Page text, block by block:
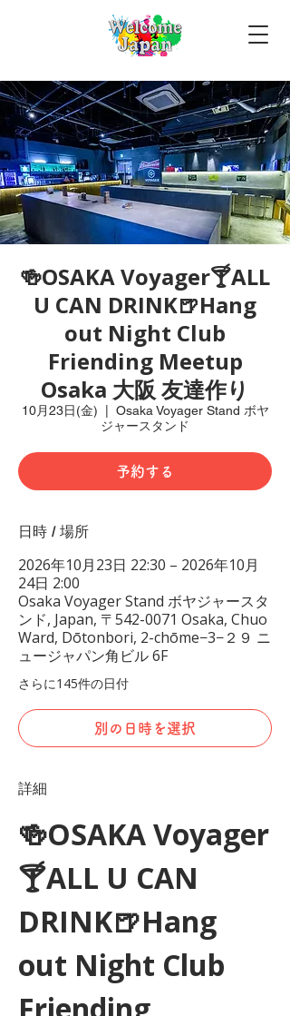
🍻OSAKA Voyager🍸ALL
U CAN DRINK🍺Hang
out Night Club
Friending Meetup
Osaka 大阪 友達作り
10月23日(金)
Osaka Voyager Stand ボヤ
ジャースタンド
予約する
日時 / 場所
2026年10月23日 22:30 – 2026年10月
24日 2:00
Osaka Voyager Stand ボヤジャースタ
ンド, Japan, 〒542-0071 Osaka, Chuo
Ward, Dōtonbori, 2-chōme−3−２９ ニ
ュージャパン角ビル 6F
さらに145件の日付
別の日時を選択
詳細
🍻OSAKA Voyager
🍸ALL U CAN
DRINK🍺Hang
out Night Club